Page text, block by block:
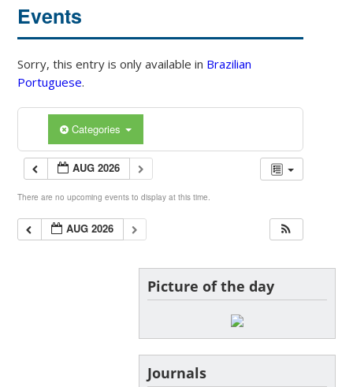
Events
Sorry, this entry is only available in Brazilian
Portuguese.
Categories
AUG 2026
There are no upcoming events to display at this time.
AUG 2026
Picture of the day
Journals